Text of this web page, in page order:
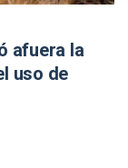
afuera la
uso de